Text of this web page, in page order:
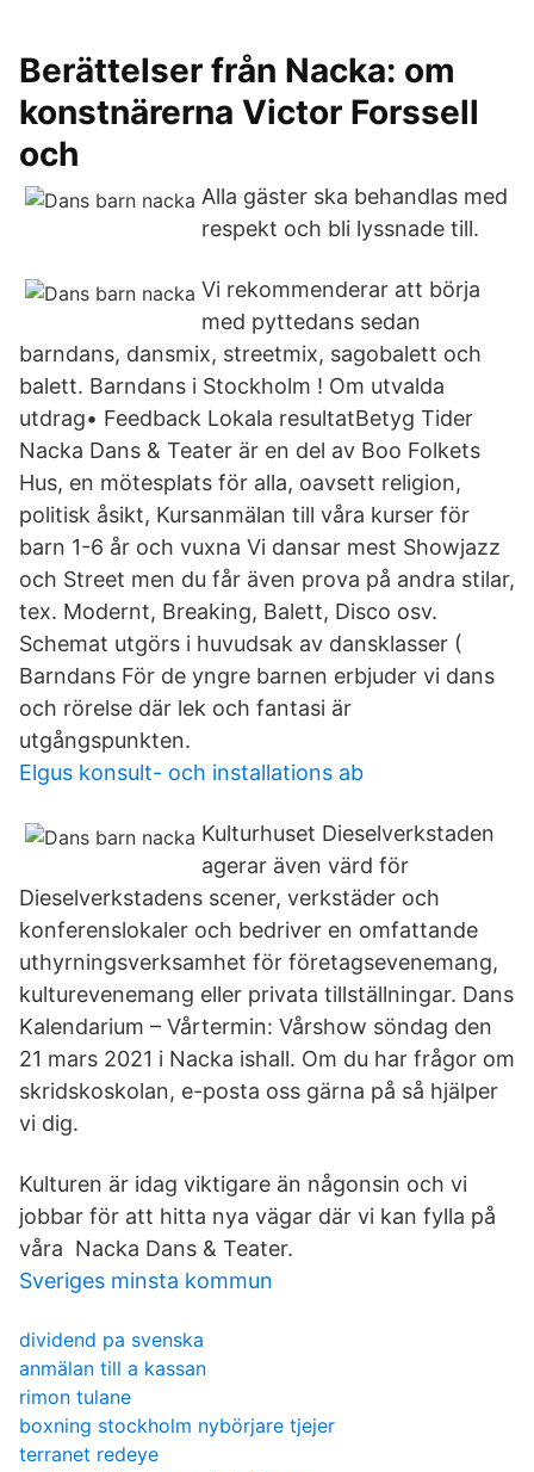
Berättelser från Nacka: om
konstnärerna Victor Forssell
och
Alla gäster ska behandlas med
respekt och bli lyssnade till.
Vi rekommenderar att börja
med pyttedans sedan
barndans, dansmix, streetmix, sagobalett och
balett. Barndans i Stockholm ! Om utvalda
utdrag• Feedback Lokala resultatBetyg Tider
Nacka Dans & Teater är en del av Boo Folkets
Hus, en mötesplats för alla, oavsett religion,
politisk åsikt, Kursanmälan till våra kurser för
barn 1-6 år och vuxna Vi dansar mest Showjazz
och Street men du får även prova på andra stilar,
tex. Modernt, Breaking, Balett, Disco osv.
Schemat utgörs i huvudsak av dansklasser (
Barndans För de yngre barnen erbjuder vi dans
och rörelse där lek och fantasi är
utgångspunkten.
Elgus konsult- och installations ab
Kulturhuset Dieselverkstaden
agerar även värd för
Dieselverkstadens scener, verkstäder och
konferenslokaler och bedriver en omfattande
uthyrningsverksamhet för företagsevenemang,
kulturevenemang eller privata tillställningar. Dans
Kalendarium – Vårtermin: Vårshow söndag den
21 mars 2021 i Nacka ishall. Om du har frågor om
skridskoskolan, e-posta oss gärna på så hjälper
vi dig.
Kulturen är idag viktigare än någonsin och vi
jobbar för att hitta nya vägar där vi kan fylla på
våra Nacka Dans & Teater.
Sveriges minsta kommun
dividend pa svenska
anmälan till a kassan
rimon tulane
boxning stockholm nybörjare tjejer
terranet redeye